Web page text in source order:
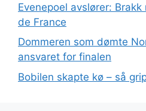
Evenepoel avslører:
de France
Dommeren som dømte
ansvaret for finalen
Bobilen skapte kø – så